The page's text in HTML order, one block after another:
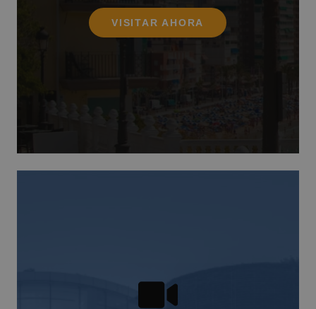
VISITAR AHORA